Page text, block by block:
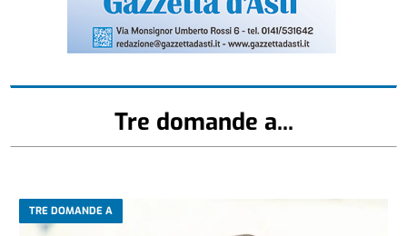
Tre domande a...
TRE DOMANDE A